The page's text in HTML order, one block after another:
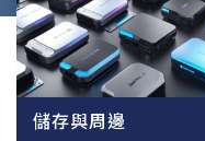
儲存與周邊